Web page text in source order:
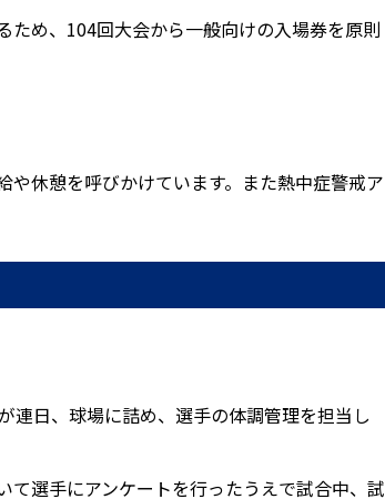
め、104回大会から一般向けの入場券を原則
休憩を呼びかけています。また熱中症警戒ア
連日、球場に詰め、選手の体調管理を担当し
選手にアンケートを行ったうえで試合中、試